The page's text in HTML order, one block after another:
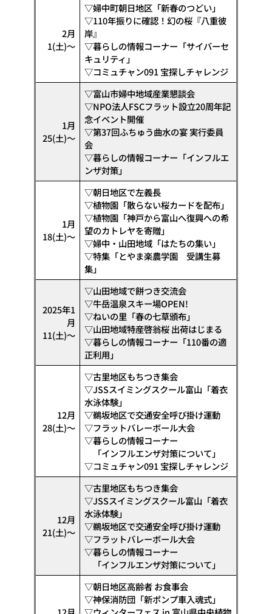
2月
1(土)〜
▽婦中町朝日地区「新春のつどい」
▽110年振りに確認！幻の桜『八重彼
岸』
▽暮らしの情報コーナー「サイバーセ
キュリティ」
▽コミュチャン091 宝探しチャレンジ
1月
25(土)〜
▽富山市婦中地域産業懇談会
▽NPO法人FSCフラット設立20周年記
念イベント開催
▽第37回ふちゅう曲水の宴 実行委員
会
▽暮らしの情報コーナー「インフルエ
ンザ対策」
1月
18(土)〜
▽朝日地区で左義長
▽植物園「散らない桜カードを配布」
▽植物園「神戸から富山へ復興への希
望のカトレヤを寄贈」
▽婦中・山田地域「はたちの集い」
▽特集「とやま楽農学園 受講生募
集」
2025年1
月
11(土)〜
▽山田地域で餅つき交流会
▽牛岳温泉スキー場OPEN!
▽ねいの里「春の七草頒布」
▽山田地域特産啓翁桜 出荷はじまる
▽暮らしの情報コーナー「110番の適
正利用」
12月
28(土)〜
▽古里地区もちつき集会
▽JSSスイミングスクール富山「着衣
水泳体験」
▽鵜坂地区で交通安全呼び掛け運動
▽フラットバレーボール大会
▽暮らしの情報コーナー
「インフルエンザ対策について」
▽コミュチャン091 宝探しチャレンジ
12月
21(土)〜
▽古里地区もちつき集会
▽JSSスイミングスクール富山「着衣
水泳体験」
▽鵜坂地区で交通安全呼び掛け運動
▽フラットバレーボール大会
▽暮らしの情報コーナー
「インフルエンザ対策について」
▽朝日地区高齢者 お食事会
▽神保消防団「新ポンプ車入魂式」